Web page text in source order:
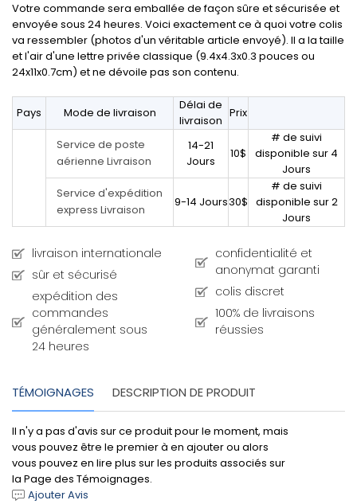
Votre commande sera emballée de façon sûre et sécurisée et
envoyée sous 24 heures. Voici exactement ce à quoi votre colis
va ressembler (photos d'un véritable article envoyé). Il a la taille
et l'air d'une lettre privée classique (9.4x4.3x0.3 pouces ou
24x11x0.7cm) et ne dévoile pas son contenu.
Pays Mode de livraison
Délai de
livraison
Prix
Service de poste
aérienne Livraison
14-21
Jours
10$
# de suivi
disponible sur 4
Jours
Service d'expédition
express Livraison
9-14 Jours30$
# de suivi
disponible sur 2
Jours
livraison internationale
sûr et sécurisé
expédition des
commandes
généralement sous
24 heures
confidentialité et
anonymat garanti
colis discret
100% de livraisons
réussies
TÉMOIGNAGES DESCRIPTION DE PRODUIT
Il n'y a pas d'avis sur ce produit pour le moment, mais
vous pouvez être le premier à en ajouter ou alors
vous pouvez en lire plus sur les produits associés sur
la Page des Témoignages.
Ajouter Avis